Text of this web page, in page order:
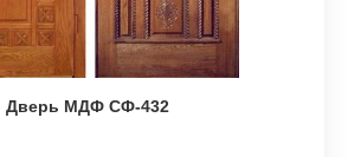
Дверь МДФ СФ-432